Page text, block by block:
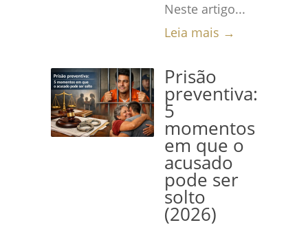
Neste artigo...
Leia mais →
Prisão
preventiva:
5
momentos
em que o
acusado
pode ser
solto
(2026)